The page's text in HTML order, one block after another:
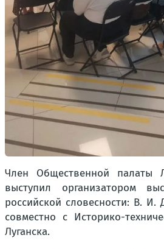
Член Общественной палаты
выступил организатором
российской словесности: В.
совместно с Историко-
Луганска.